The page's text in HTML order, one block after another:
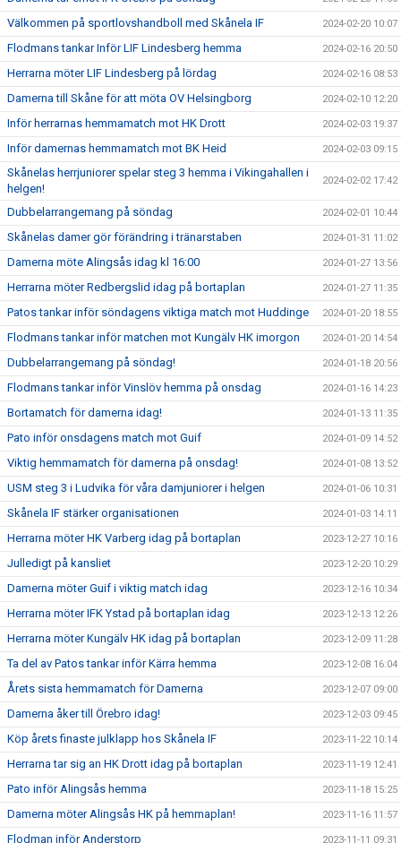
Välkommen på sportlovshandboll med Skånela IF 2024-02-20 10:07
Flodmans tankar Inför LIF Lindesberg hemma 2024-02-16 20:50
Herrarna möter LIF Lindesberg på lördag 2024-02-16 08:53
Damerna till Skåne för att möta OV Helsingborg 2024-02-10 12:20
Inför herrarnas hemmamatch mot HK Drott 2024-02-03 19:37
Inför damernas hemmamatch mot BK Heid 2024-02-03 09:15
Skånelas herrjuniorer spelar steg 3 hemma i Vikingahallen i
helgen!
2024-02-02 17:42
Dubbelarrangemang på söndag 2024-02-01 10:44
Skånelas damer gör förändring i tränarstaben 2024-01-31 11:02
Damerna möte Alingsås idag kl 16:00 2024-01-27 13:56
Herrarna möter Redbergslid idag på bortaplan 2024-01-27 11:35
Patos tankar inför söndagens viktiga match mot Huddinge 2024-01-20 18:55
Flodmans tankar inför matchen mot Kungälv HK imorgon 2024-01-20 14:54
Dubbelarrangemang på söndag! 2024-01-18 20:56
Flodmans tankar inför Vinslöv hemma på onsdag 2024-01-16 14:23
Bortamatch för damerna idag! 2024-01-13 11:35
Pato inför onsdagens match mot Guif 2024-01-09 14:52
Viktig hemmamatch för damerna på onsdag! 2024-01-08 13:52
USM steg 3 i Ludvika för våra damjuniorer i helgen 2024-01-06 10:31
Skånela IF stärker organisationen 2024-01-03 14:11
Herrarna möter HK Varberg idag på bortaplan 2023-12-27 10:16
Julledigt på kansliet 2023-12-20 10:29
Damerna möter Guif i viktig match idag 2023-12-16 10:34
Herrarna möter IFK Ystad på bortaplan idag 2023-12-13 12:26
Herrarna möter Kungälv HK idag på bortaplan 2023-12-09 11:28
Ta del av Patos tankar inför Kärra hemma 2023-12-08 16:04
Årets sista hemmamatch för Damerna 2023-12-07 09:00
Damerna åker till Örebro idag! 2023-12-03 09:45
Köp årets finaste julklapp hos Skånela IF 2023-11-22 10:14
Herrarna tar sig an HK Drott idag på bortaplan 2023-11-19 12:41
Pato inför Alingsås hemma 2023-11-18 15:25
Damerna möter Alingsås HK på hemmaplan! 2023-11-16 11:57
Flodman inför Anderstorp 2023-11-11 09:31